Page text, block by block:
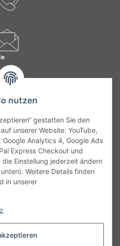
nutzen
gestatten Sie den
unserer Website: YouTube,
Analytics 4, Google Ads
Express Checkout und
Einstellung jederzeit ändern
Weitere Details finden
in unserer
Gewähr. Irrtümer und fehlerhafte
Sie Datenblätter oder spezielle
der Artikel können